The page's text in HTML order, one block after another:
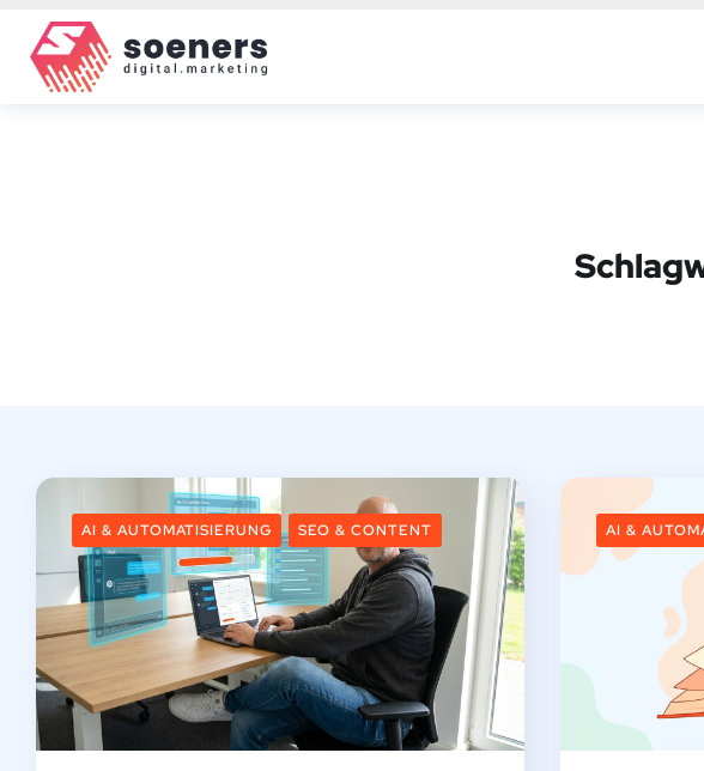
AI & AUTOMATISIERUNG SEO & CONTENT AI &